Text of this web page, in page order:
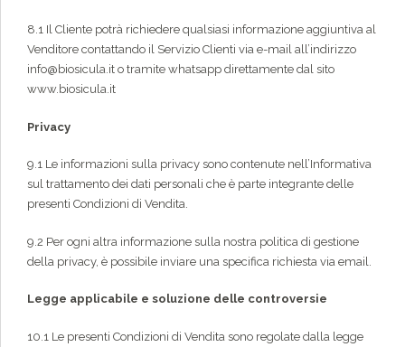
8.1 Il Cliente potrà richiedere qualsiasi informazione aggiuntiva al
Venditore contattando il Servizio Clienti via e-mail all’indirizzo
info@biosicula.it o tramite whatsapp direttamente dal sito
www.biosicula.it
Privacy
9.1 Le informazioni sulla privacy sono contenute nell’Informativa
sul trattamento dei dati personali che è parte integrante delle
presenti Condizioni di Vendita.
9.2 Per ogni altra informazione sulla nostra politica di gestione
della privacy, è possibile inviare una specifica richiesta via email.
Legge applicabile e soluzione delle controversie
10.1 Le presenti Condizioni di Vendita sono regolate dalla legge